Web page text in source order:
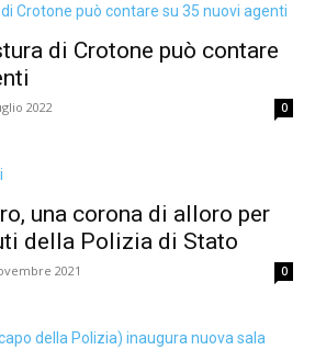
di Crotone può contare
2022 0
una corona di alloro per
della Polizia di Stato
2021 0